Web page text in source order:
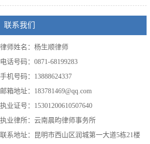
联系我们
律师姓名：杨生顺律师
电话号码：0871-68199283
手机号码：13888624337
邮箱地址：183781469@qq.com
执业证号：15301200610507640
执业律所：云南晨昀律师事务所
联系地址：昆明市西山区润城第一大道5栋21楼